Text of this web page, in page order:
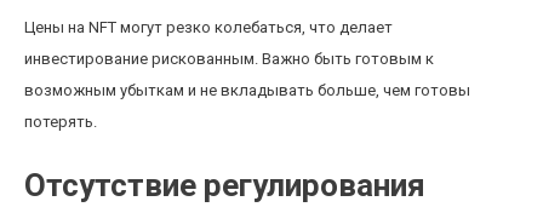
Цены на NFT могут резко колебаться, что делает
инвестирование рискованным. Важно быть готовым к
возможным убыткам и не вкладывать больше, чем готовы
потерять.
Отсутствие регулирования